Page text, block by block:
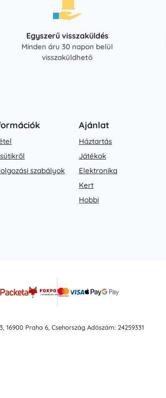
Egyszerű visszaküldés
Minden áru 30 napon belül
visszaküldhető
szabályok
Ajánlat
Háztartás
Játékok
Elektronika
Kert
Hobbi
Praha 6, Csehország Adószám: 24259331